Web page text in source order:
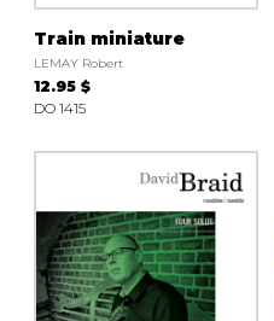
Train miniature
LEMAY Robert
12.95 $
DO 1415